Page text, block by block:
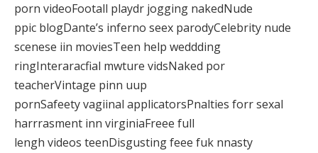
porn videoFootall playdr jogging nakedNude
ppic blogDante’s inferno seex parodyCelebrity nude
scenese iin moviesTeen help weddding
ringInteraracfial mwture vidsNaked por
teacherVintage pinn uup
pornSafeety vagiinal applicatorsPnalties forr sexal
harrrasment inn virginiaFreee full
lengh videos teenDisgusting feee fuk nnasty